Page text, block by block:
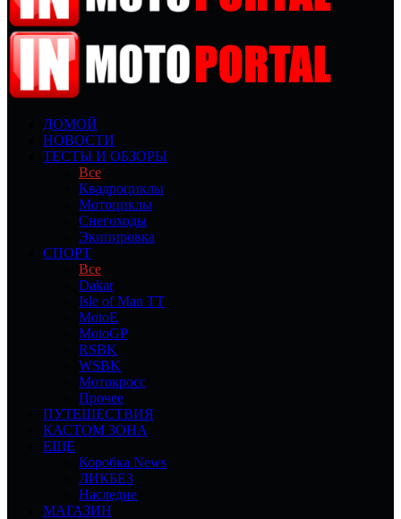
ДОМОЙ
НОВОСТИ
ТЕСТЫ И ОБЗОРЫ
Все
Квадроциклы
Мотоциклы
Снегоходы
Экипировка
СПОРТ
Все
Dakar
Isle of Man TT
MotoE
MotoGP
RSBK
WSBK
Мотокросс
Прочее
ПУТЕШЕСТВИЯ
КАСТОМ ЗОНА
ЕЩЕ
Коробка News
ЛИКБЕЗ
Наследие
МАГАЗИН